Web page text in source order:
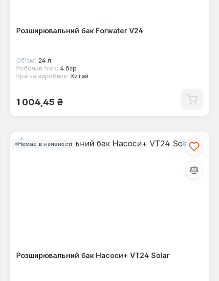
Розширювальний бак Forwater V24
Об'єм: 24 л
Робочий тиск: 4 бар
Країна виробник: Китай
Звичайна ціна:
1 004,45 ₴
Немає в наявності
Розширювальний бак Насоси+ VT24 Solar